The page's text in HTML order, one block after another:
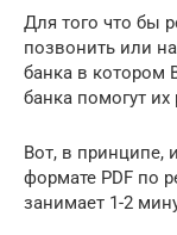
Для того что бы
позвонить или
банка в котором
банка помогут
Вот, в принципе,
формате PDF по
занимает 1-2